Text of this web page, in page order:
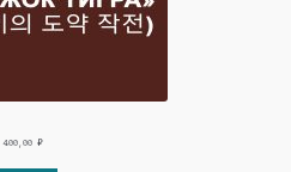
400,00 ₽